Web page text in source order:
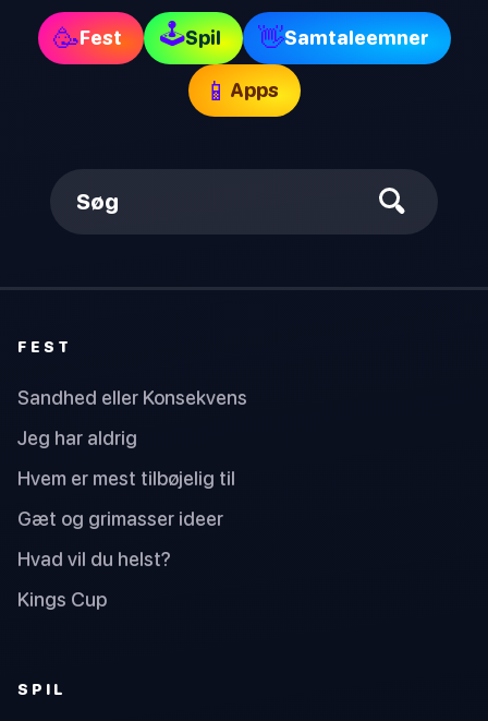
🥳Fest 🕹Spil 👋Samtaleemner
📱 Apps
Søg
FEST
Sandhed eller Konsekvens
Jeg har aldrig
Hvem er mest tilbøjelig til
Gæt og grimasser ideer
Hvad vil du helst?
Kings Cup
SPIL